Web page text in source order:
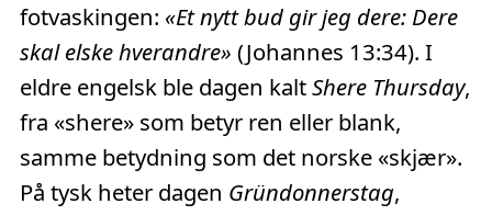
fotvaskingen: «Et nytt bud gir jeg dere: Dere
skal elske hverandre» (Johannes 13:34). I
eldre engelsk ble dagen kaltShere Thursday,
fra «shere» som betyr ren eller blank,
samme betydning som det norske «skjær».
På tysk heter dagen Gründonnerstag,